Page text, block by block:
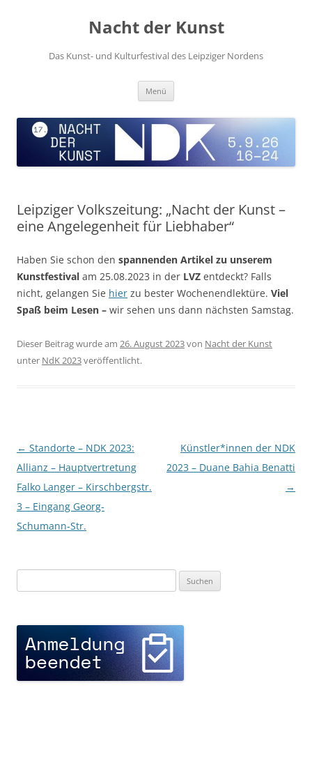
Nacht der Kunst
Das Kunst- und Kulturfestival des Leipziger Nordens
Menü
Leipziger Volkszeitung: „Nacht der Kunst –
eine Angelegenheit für Liebhaber“
Haben Sie schon den spannenden Artikel zu unserem
Kunstfestival am 25.08.2023 in der LVZ entdeckt? Falls
nicht, gelangen Sie hier zu bester Wochenendlektüre. Viel
Spaß beim Lesen – wir sehen uns dann nächsten Samstag.
Dieser Beitrag wurde am 26. August 2023von Nacht der Kunst
unter NdK 2023veröffentlicht.
Beitragsnavigation
← Standorte – NDK 2023:
Allianz – Hauptvertretung
Falko Langer – Kirschbergstr.
3 – Eingang Georg-
Schumann-Str.
Künstler*innen der NDK
2023 – Duane Bahia Benatti
→
nach: